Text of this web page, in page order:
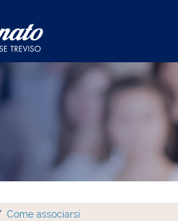
Come associarsi